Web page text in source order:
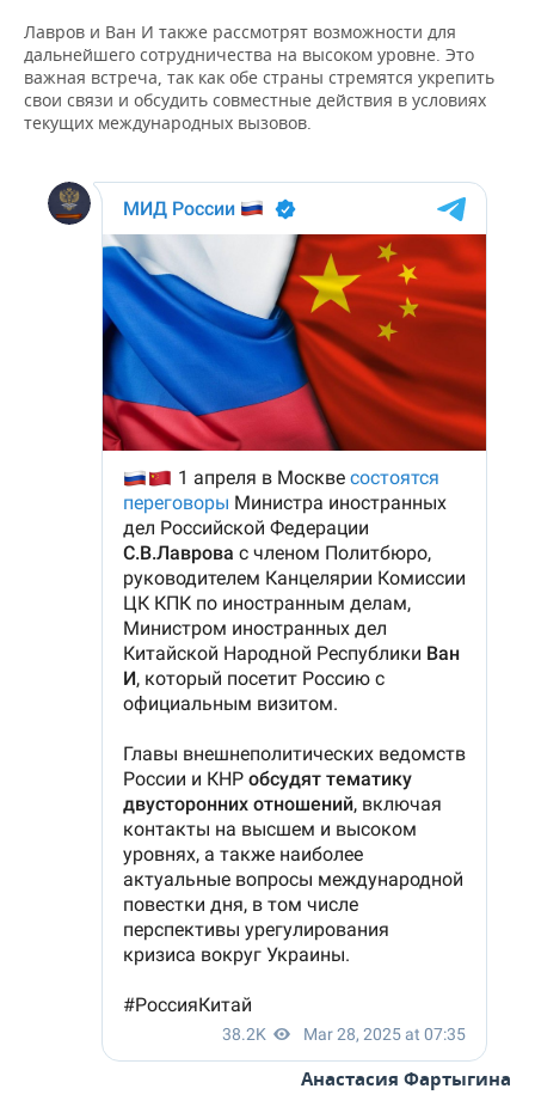
ХОККЕЙ С МЯЧОМ
ПРОИСШЕСТВИЯ
Лавров и Ван И также рассмотрят возможности для
дальнейшего сотрудничества на высоком уровне. Это
важная встреча, так как обе страны стремятся укрепить
свои связи и обсудить совместные действия в условиях
текущих международных вызовов.
Анастасия Фартыгина